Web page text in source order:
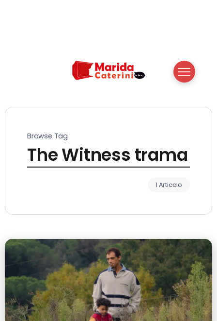
Browse Tag
The Witness trama
1 Articolo